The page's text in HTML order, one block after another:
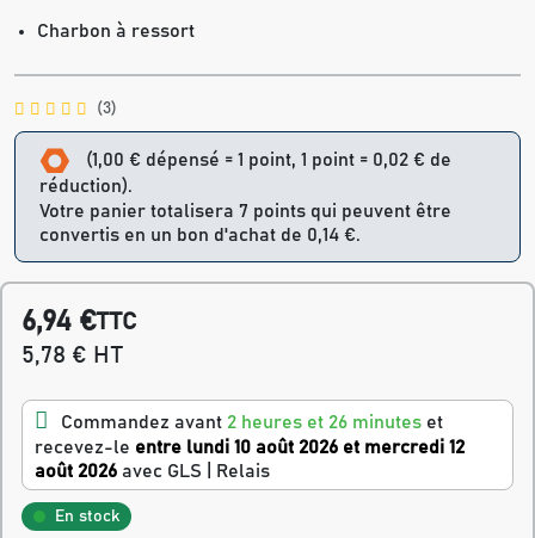
Charbon à ressort
(3)
(1,00 € dépensé = 1 point, 1 point = 0,02 € de
réduction).
Votre panier totalisera 7 points qui peuvent être
convertis en un bon d'achat de 0,14 €.
6,94 €TTC
5,78 € HT
Commandez avant 2 heures et 26 minutes et
recevez-le entre lundi 10 août 2026 et mercredi 12
août 2026 avec GLS | Relais
En stock